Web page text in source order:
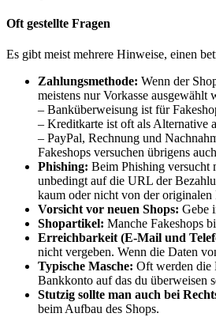
Oft gestellte Fragen
Es gibt meist mehrere Hinweise, einen
Zahlungsmethode: Wenn der
meistens nur Vorkasse ausgewählt
– Banküberweisung ist für
– Kreditkarte ist oft als Alternative
– PayPal, Rechnung und
Fakeshops versuchen übrigens
Phishing: Beim Phishing versucht
unbedingt auf die URL der
kaum oder nicht von der originalen
Vorsicht vor neuen Shops: Gebe
Shopartikel: Manche Fakeshops
Erreichbarkeit (E-Mail und
nicht vergeben. Wenn die Daten
Typische Masche: Oft werden die
Bankkonto auf das du überweisen
Stutzig sollte man auch bei
beim Aufbau des Shops.